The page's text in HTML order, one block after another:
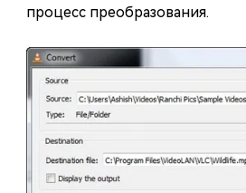
процесс преобразования.